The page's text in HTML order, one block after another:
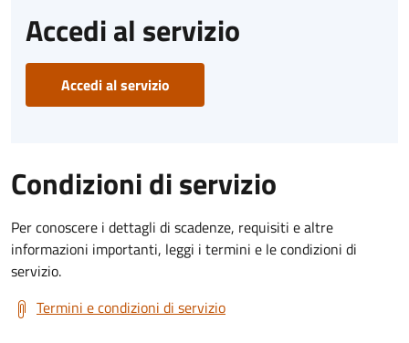
Accedi al servizio
Accedi al servizio
Condizioni di servizio
Per conoscere i dettagli di scadenze, requisiti e altre
informazioni importanti, leggi i termini e le condizioni di
servizio.
Termini e condizioni di servizio